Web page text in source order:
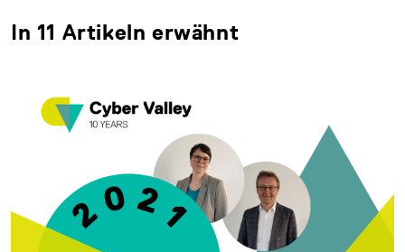
In 11 Artikeln erwähnt